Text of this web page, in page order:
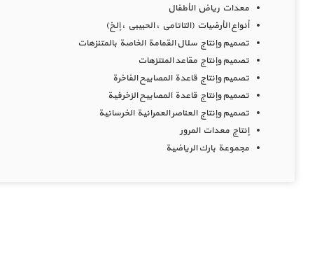
معدات رياض الأطفال
أنواع الأرضيات (التاتامي ، الحبيبي ، إلخ)
تصميم وإنتاج سلال القمامة الخاصة بالمتنزهات
تصميم وإنتاج مقاعد المنتزهات
تصميم وإنتاج قاعدة المصابيح الفاخرة
تصميم وإنتاج قاعدة المصابيح الزخرفية
تصميم وإنتاج العناصر العمرانية الخرسانية
إنتاج معدات المرور
مجموعة بارك الرياضية